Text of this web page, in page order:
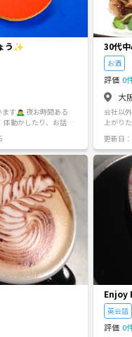
う✨
時間ある
30代
お酒
評価 0
大
会社以
上がり
ご参加
更新日
Enjoy
英会話
評価 0